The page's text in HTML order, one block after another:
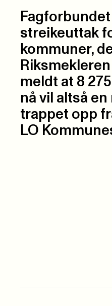
streikeuttak
kommuner,
meldt at 8
nå vil altså
trappet opp
LO